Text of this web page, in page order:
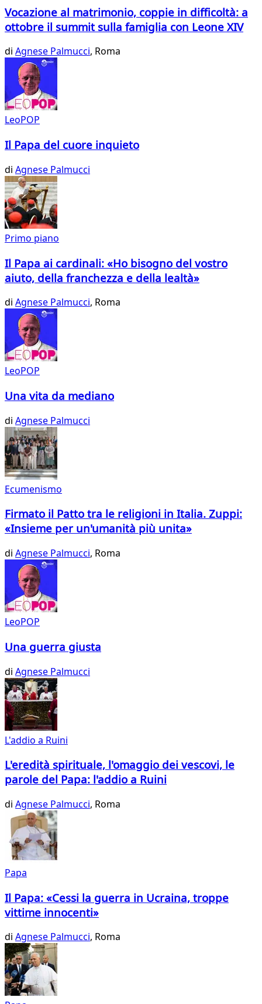
Vocazione al matrimonio, coppie in difficoltà: a
ottobre il summit sulla famiglia con Leone XIV
di Agnese Palmucci, Roma
LeoPOP
Il Papa del cuore inquieto
di Agnese Palmucci
Primo piano
Il Papa ai cardinali: «Ho bisogno del vostro
aiuto, della franchezza e della lealtà»
di Agnese Palmucci, Roma
LeoPOP
Una vita da mediano
di Agnese Palmucci
Ecumenismo
Firmato il Patto tra le religioni in Italia. Zuppi:
«Insieme per un'umanità più unita»
di Agnese Palmucci, Roma
LeoPOP
Una guerra giusta
di Agnese Palmucci
L'addio a Ruini
L'eredità spirituale, l'omaggio dei vescovi, le
parole del Papa: l'addio a Ruini
di Agnese Palmucci, Roma
Papa
Il Papa: «Cessi la guerra in Ucraina, troppe
vittime innocenti»
di Agnese Palmucci, Roma